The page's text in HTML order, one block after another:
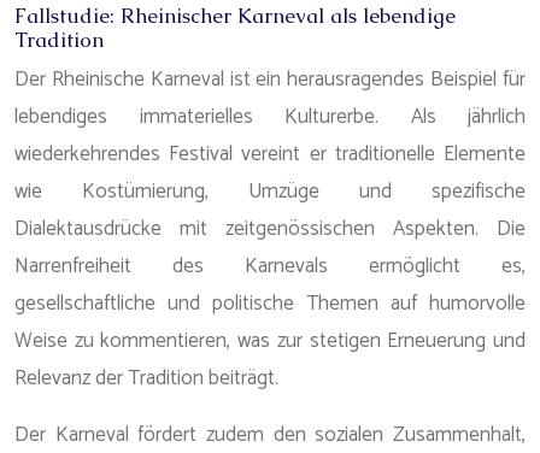
Fallstudie: Rheinischer Karneval als lebendige
Tradition
Der Rheinische Karneval ist ein herausragendes Beispiel für
lebendiges immaterielles Kulturerbe. Als jährlich
wiederkehrendes Festival vereint er traditionelle Elemente
wie Kostümierung, Umzüge und spezifische
Dialektausdrücke mit zeitgenössischen Aspekten. Die
Narrenfreiheit des Karnevals ermöglicht es,
gesellschaftliche und politische Themen auf humorvolle
Weise zu kommentieren, was zur stetigen Erneuerung und
Relevanz der Tradition beiträgt.
Der Karneval fördert zudem den sozialen Zusammenhalt,